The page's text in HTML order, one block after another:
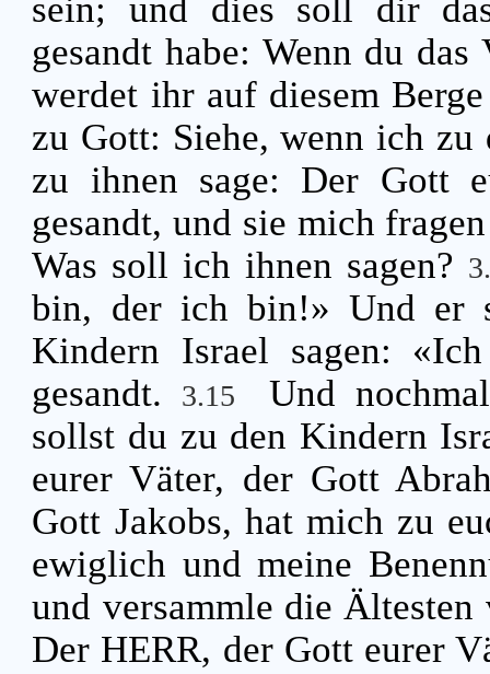
sein; und dies soll dir
gesandt habe: Wenn du
werdet ihr auf diesem
zu Gott: Siehe, wenn ich
zu ihnen sage: Der Gott
gesandt, und sie mich
Was soll ich ihnen sagen?
bin, der ich bin!» Und er
Kindern Israel sagen:
gesandt.
3.15
Und
sollst du zu den Kindern
eurer Väter, der Gott
Gott Jakobs, hat mich zu
ewiglich und meine
und versammle die
Der HERR, der Gott eurer